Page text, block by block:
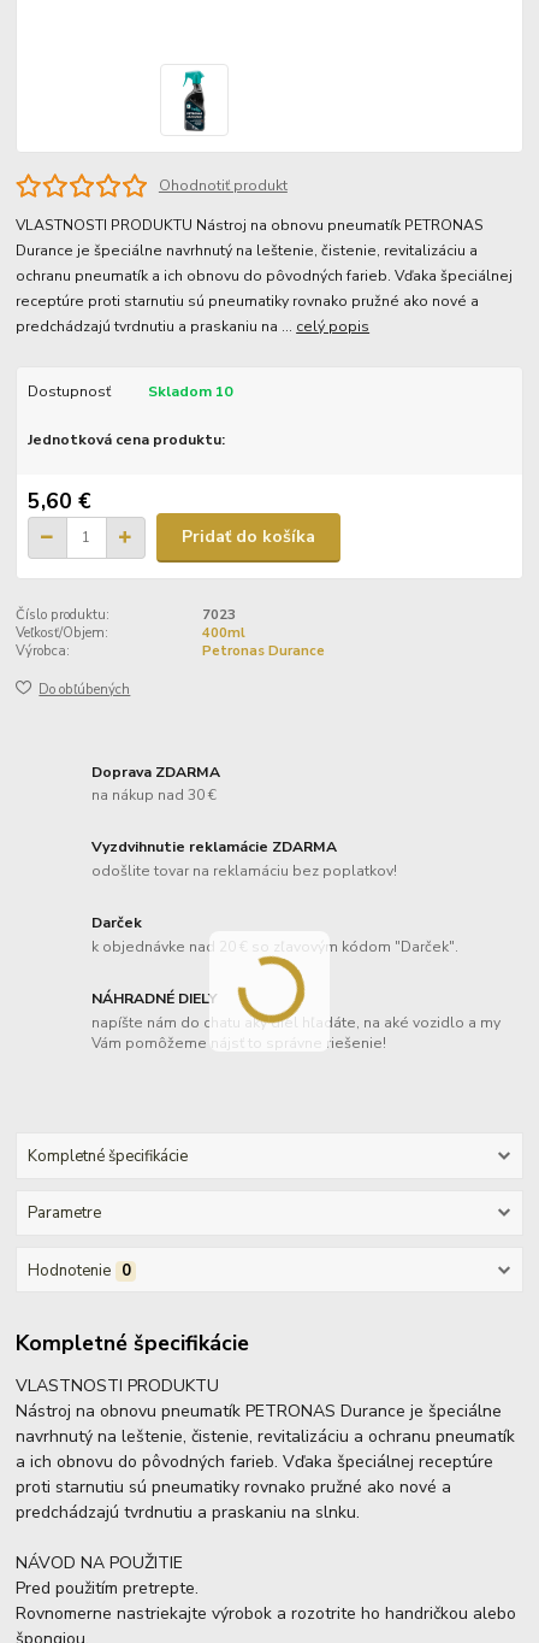
Ohodnotiť produkt
VLASTNOSTI PRODUKTU Nástroj na obnovu pneumatík PETRONAS
Durance je špeciálne navrhnutý na leštenie, čistenie, revitalizáciu a
ochranu pneumatík a ich obnovu do pôvodných farieb. Vďaka špeciálnej
receptúre proti starnutiu sú pneumatiky rovnako pružné ako nové a
predchádzajú tvrdnutiu a praskaniu na ... celý popis
Dostupnosť Skladom 10
Jednotková cena produktu:
5,60 €
Pridať do košíka
Číslo produktu:
7023
Veľkosť/Objem:
400ml
Výrobca:
Petronas Durance
Do obľúbených
Doprava ZDARMA
na nákup nad 30 €
Vyzdvihnutie reklamácie ZDARMA
odošlite tovar na reklamáciu bez poplatkov!
Darček
k objednávke nad 20 € so zľavovým kódom "Darček".
NÁHRADNÉ DIELY
napíšte nám do chatu aký diel hľadáte, na aké vozidlo a my
Vám pomôžeme nájsť to správne riešenie!
Kompletné špecifikácie
Parametre
Hodnotenie 0
Kompletné špecifikácie
VLASTNOSTI PRODUKTU
Nástroj na obnovu pneumatík PETRONAS Durance je špeciálne
navrhnutý na leštenie, čistenie, revitalizáciu a ochranu pneumatík
a ich obnovu do pôvodných farieb. Vďaka špeciálnej receptúre
proti starnutiu sú pneumatiky rovnako pružné ako nové a
predchádzajú tvrdnutiu a praskaniu na slnku.
NÁVOD NA POUŽITIE
Pred použitím pretrepte.
Rovnomerne nastriekajte výrobok a rozotrite ho handričkou alebo